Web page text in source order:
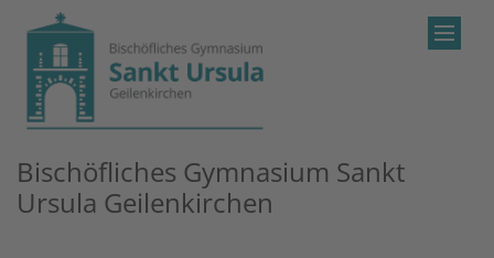
Zum Inhalt springen
Bischöfliches Gymnasium Sankt
Ursula Geilenkirchen